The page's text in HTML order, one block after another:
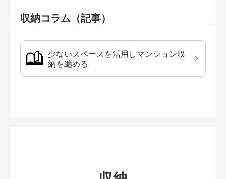
収納コラム（記事）
少ないスペースを活用しマンション収
納を纏める